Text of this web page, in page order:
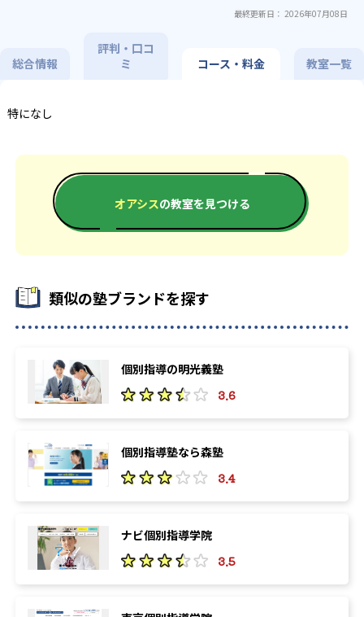
最終更新日： 2026年07月08日
総合情報
評判・口コ
ミ
コース・料金 教室一覧
特になし
オアシスの教室を見つける
類似の塾ブランドを探す
個別指導の明光義塾
3.6
個別指導塾なら森塾
3.4
ナビ個別指導学院
3.5